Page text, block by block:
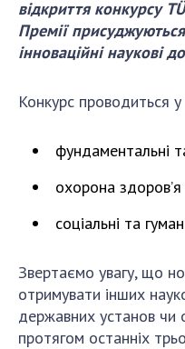
СТРУКТУРА
Президія НАН
Секція фізико-
Секція хімічних і
Секція суспільних і
Ради, комітети та
Наукові центри
Громадські
відкриття конкурсу
Премії
інноваційні наукові
Конкурс проводиться у
фундаментальні
охорона
соціальні та
Звертаємо увагу, що
отримувати інших
державних установ чи
протягом останніх